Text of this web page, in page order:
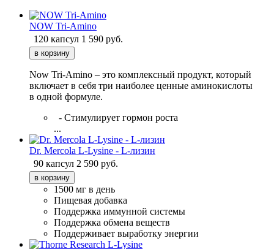
NOW Tri-Amino
120 капсул 1 590 руб.
Now Tri-Amino – это комплексный продукт, который
включает в себя три наиболее ценные аминокислоты
в одной формуле.
- Стимулирует гормон роста
...
Dr. Mercola L-Lysine - L-лизин
90 капсул 2 590 руб.
1500 мг в день
Пищевая добавка
Поддержка иммунной системы
Поддержка обмена веществ
Поддерживает выработку энергии